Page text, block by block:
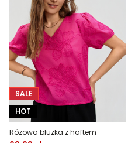
SALE
HOT
Różowa bluzka z haftem